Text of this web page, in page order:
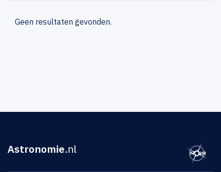
Geen resultaten gevonden.
Astronomie.nl